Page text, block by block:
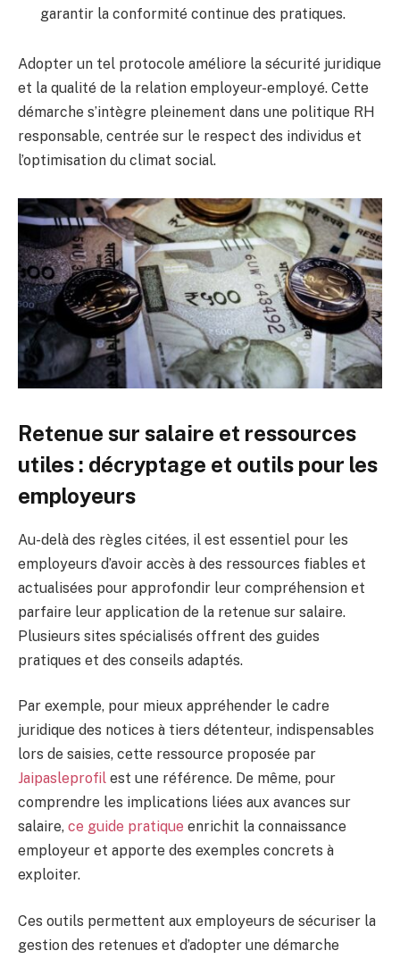
garantir la conformité continue des pratiques.
Adopter un tel protocole améliore la sécurité juridique
et la qualité de la relation employeur-employé. Cette
démarche s’intègre pleinement dans une politique RH
responsable, centrée sur le respect des individus et
l’optimisation du climat social.
Retenue sur salaire et ressources
utiles : décryptage et outils pour les
employeurs
Au-delà des règles citées, il est essentiel pour les
employeurs d’avoir accès à des ressources fiables et
actualisées pour approfondir leur compréhension et
parfaire leur application de la retenue sur salaire.
Plusieurs sites spécialisés offrent des guides
pratiques et des conseils adaptés.
Par exemple, pour mieux appréhender le cadre
juridique des notices à tiers détenteur, indispensables
lors de saisies, cette ressource proposée par
Jaipasleprofil est une référence. De même, pour
comprendre les implications liées aux avances sur
salaire, ce guide pratique enrichit la connaissance
employeur et apporte des exemples concrets à
exploiter.
Ces outils permettent aux employeurs de sécuriser la
gestion des retenues et d’adopter une démarche